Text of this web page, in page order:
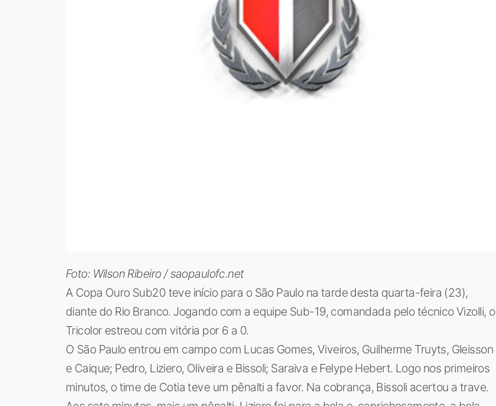
Foto: Wilson Ribeiro / saopaulofc.net
A Copa Ouro Sub20 teve início para o São Paulo na tarde desta quarta-feira (23),
diante do Rio Branco. Jogando com a equipe Sub-19, comandada pelo técnico Vizolli, o
Tricolor estreou com vitória por 6 a 0.
O São Paulo entrou em campo com Lucas Gomes, Viveiros, Guilherme Truyts, Gleisson
e Caique; Pedro, Liziero, Oliveira e Bissoli; Saraiva e Felype Hebert. Logo nos primeiros
minutos, o time de Cotia teve um pênalti a favor. Na cobrança, Bissoli acertou a trave.